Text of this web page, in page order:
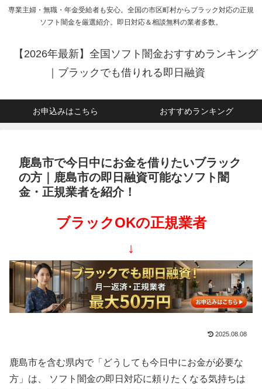
専業主婦・無職・年金受給者も安心。全国の市区町村からブラック対応の正規
ソフト闇金を厳選紹介。即日対応＆相談無料の業者多数。
【2026年最新】全国ソフト闇金おすすめランキング
｜ブラックでも借りれる即日融資
お申込みはこちら おすすめランキング
鹿島市で今日中にお金を借りたいブラック
の方｜鹿島市の即日融資可能なソフト闇
金・正規業者を紹介！
ブラックOKの正規業者
↓
2025.08.08
鹿島市を含む県内で「どうしても今日中にお金が必要な
方」は、 ソフト闇金の即日対応に頼りたくなる気持ちは